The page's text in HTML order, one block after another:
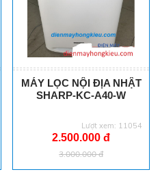
MÁY LỌC NỘI ĐỊA NHẬT
SHARP-KC-A40-W
Lượt xem: 11054
2.500.000 đ
3.000.000 đ